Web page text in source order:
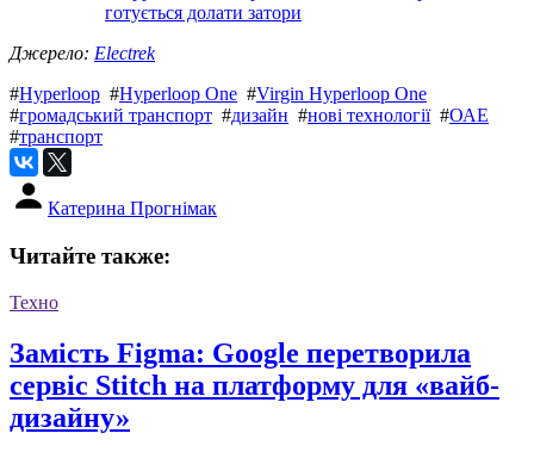
готується долати затори
Джерело: Electrek
#Hyperloop #Hyperloop One #Virgin Hyperloop One
#громадський транспорт #дизайн #нові технології#ОАЕ
#транспорт
Катерина Прогнімак
Читайте также:
Техно
Замість Figma: Google перетворила
сервіс Stitch на платформу для «вайб-
дизайну»